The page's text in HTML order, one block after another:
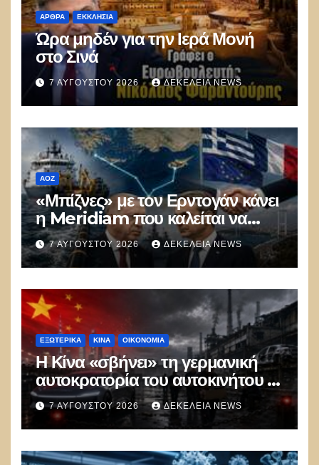
ΑΡΘΡΑ ΕΚΚΛΗΣΊΑ
Ώρα μηδέν για την Ιερά Μονή
στο Σινά
7 ΑΥΓΟΎΣΤΟΥ 2026 ΔΕΚΈΛΕΙΑ NEWS
ΑΟΖ
«Μπίζνες» με τον Ερντογάν κάνει
η Meridiam που καλείται να
ξεμπλοκάρει το καλώδιο
Ελλάδας–Κύπρου
7 ΑΥΓΟΎΣΤΟΥ 2026 ΔΕΚΈΛΕΙΑ NEWS
ΕΞΩΤΕΡΙΚΑ ΚΊΝΑ ΟΙΚΟΝΟΜΙΑ
Η Κίνα «σβήνει» τη γερμανική
αυτοκρατορία του αυτοκινήτου –
100.000 απολύσεις, λουκέτα και
πολιτικός πανικός
7 ΑΥΓΟΎΣΤΟΥ 2026 ΔΕΚΈΛΕΙΑ NEWS